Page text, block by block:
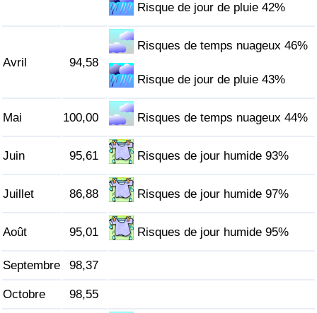
Risque de jour de pluie 42%
Avril 94,58
Risques de temps nuageux 46%
Risque de jour de pluie 43%
Mai 100,00 Risques de temps nuageux 44%
Juin 95,61 Risques de jour humide 93%
Juillet 86,88 Risques de jour humide 97%
Août 95,01 Risques de jour humide 95%
Septembre 98,37
Octobre 98,55
Indice de Trafic (Actuel)
Indice de Trafic par Pays